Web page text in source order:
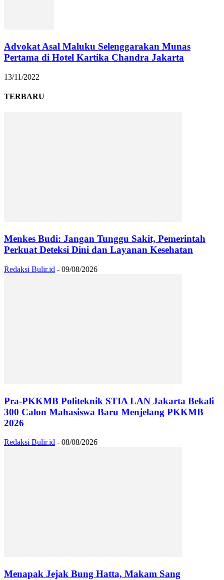
Advokat Asal Maluku Selenggarakan Munas
Pertama di Hotel Kartika Chandra Jakarta
13/11/2022
TERBARU
Menkes Budi: Jangan Tunggu Sakit, Pemerintah
Perkuat Deteksi Dini dan Layanan Kesehatan
Redaksi Bulir.id - 09/08/2026
Pra-PKKMB Politeknik STIA LAN Jakarta Bekali
300 Calon Mahasiswa Baru Menjelang PKKMB
2026
Redaksi Bulir.id - 08/08/2026
Menapak Jejak Bung Hatta, Makam Sang